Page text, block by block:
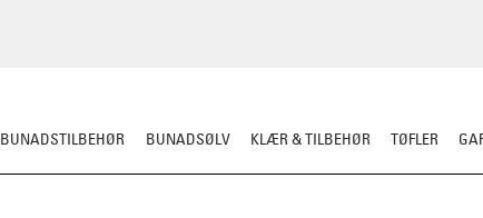
BUNADSTILBEHØR BUNADSØLV KLÆR & TILBEHØR TØFLER